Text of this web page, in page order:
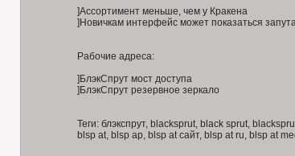
]Ассортимент меньше, чем у Кракена
]Новичкам интерфейс может показаться
Рабочие адреса:
]БлэкСпрут мост доступа
]БлэкСпрут резервное зеркало
Теги: блэкспрут, blacksprut, black sprut,
blsp at, blsp ap, blsp at сайт, blsp at ru, blsp at